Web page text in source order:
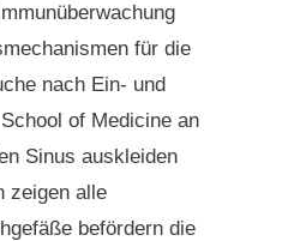
für die
nach Ein- und
of Medicine an
Sinus auskleiden
zeigen alle
befördern die